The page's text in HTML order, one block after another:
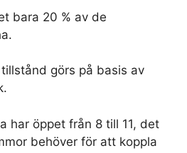
bara 20 % av de
görs på basis av
har öppet från 8 till 11, det
behöver för att koppla